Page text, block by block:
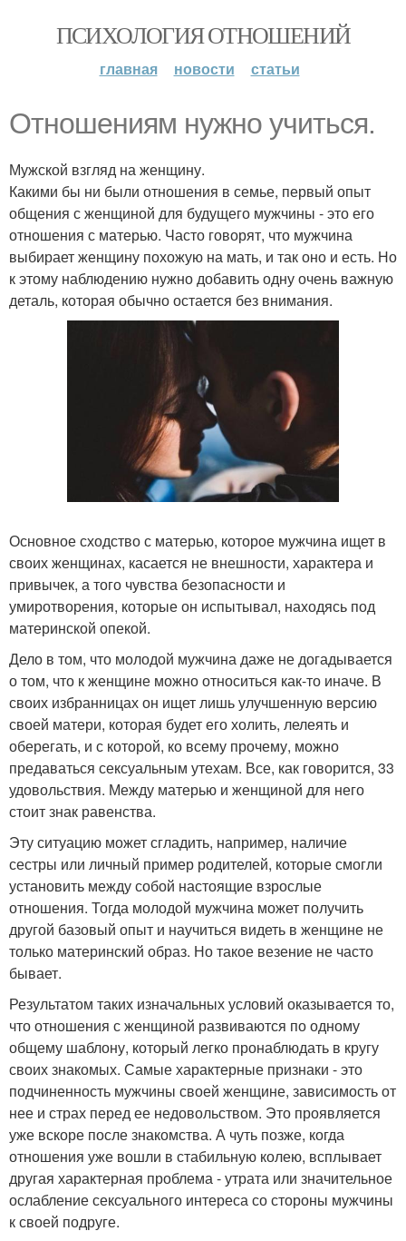
ПСИХОЛОГИЯ ОТНОШЕНИЙ
главная новости статьи
Отношениям нужно учиться.
Мужской взгляд на женщину.
Какими бы ни были отношения в семье, первый опыт
общения с женщиной для будущего мужчины - это его
отношения с матерью. Часто говорят, что мужчина
выбирает женщину похожую на мать, и так оно и есть. Но
к этому наблюдению нужно добавить одну очень важную
деталь, которая обычно остается без внимания.
Основное сходство с матерью, которое мужчина ищет в
своих женщинах, касается не внешности, характера и
привычек, а того чувства безопасности и
умиротворения, которые он испытывал, находясь под
материнской опекой.
Дело в том, что молодой мужчина даже не догадывается
о том, что к женщине можно относиться как-то иначе. В
своих избранницах он ищет лишь улучшенную версию
своей матери, которая будет его холить, лелеять и
оберегать, и с которой, ко всему прочему, можно
предаваться сексуальным утехам. Все, как говорится, 33
удовольствия. Между матерью и женщиной для него
стоит знак равенства.
Эту ситуацию может сгладить, например, наличие
сестры или личный пример родителей, которые смогли
установить между собой настоящие взрослые
отношения. Тогда молодой мужчина может получить
другой базовый опыт и научиться видеть в женщине не
только материнский образ. Но такое везение не часто
бывает.
Результатом таких изначальных условий оказывается то,
что отношения с женщиной развиваются по одному
общему шаблону, который легко пронаблюдать в кругу
своих знакомых. Самые характерные признаки - это
подчиненность мужчины своей женщине, зависимость от
нее и страх перед ее недовольством. Это проявляется
уже вскоре после знакомства. А чуть позже, когда
отношения уже вошли в стабильную колею, всплывает
другая характерная проблема - утрата или значительное
ослабление сексуального интереса со стороны мужчины
к своей подруге.